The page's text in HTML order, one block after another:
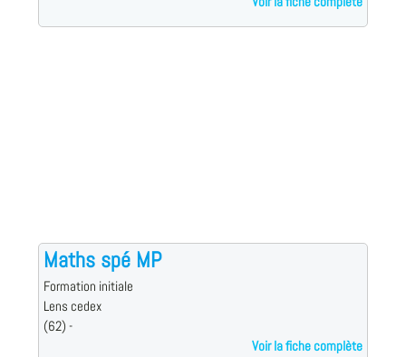
Maths spé MP
Formation initiale
Lens cedex
(62) -
Voir la fiche complète